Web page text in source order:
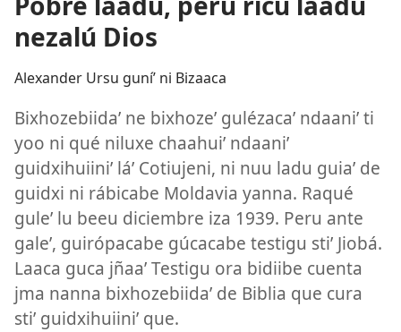
nezalú Dios
Alexander Ursu guníʼ ni Bizaaca
Bixhozebiidaʼ ne bixhozeʼ gulézacaʼ ndaaniʼ ti
yoo ni qué niluxe chaahuiʼ ndaaniʼ
guidxihuiiniʼ láʼ Cotiujeni, ni nuu ladu guiaʼ de
guidxi ni rábicabe Moldavia yanna. Raqué
guleʼ lu beeu diciembre iza 1939. Peru ante
galeʼ, guirópacabe gúcacabe testigu stiʼ Jiobá.
Laaca guca jñaaʼ Testigu ora bidiibe cuenta
jma nanna bixhozebiidaʼ de Biblia que cura
stiʼ guidxihuiiniʼ que.